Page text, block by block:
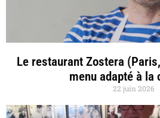
Le restaurant Zostera
menu adapté à la
22 juin 2026